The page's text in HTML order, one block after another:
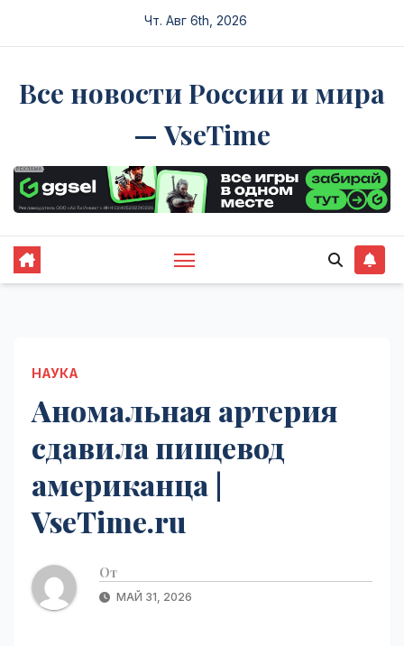
Чт. Авг 6th, 2026
Все новости России и мира
— VseTime
НАУКА
Аномальная артерия
сдавила пищевод
американца |
VseTime.ru
От
МАЙ 31, 2026